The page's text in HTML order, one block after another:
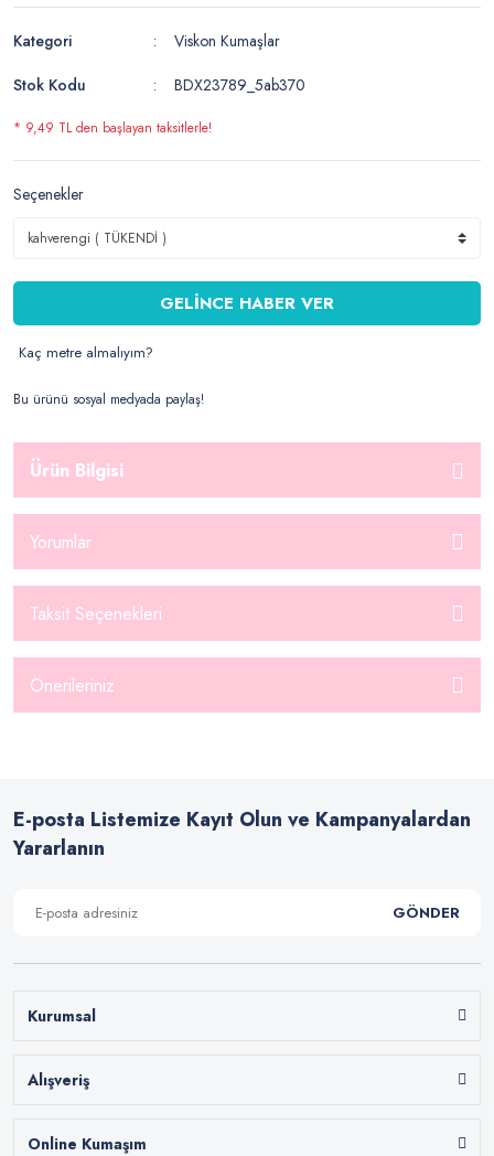
Kategori
Viskon Kumaşlar
Stok Kodu
BDX23789_5ab370
* 9,49 TL den başlayan taksitlerle!
Seçenekler
GELİNCE HABER VER
Kaç metre almalıyım?
Bu ürünü sosyal medyada paylaş!
Ürün Bilgisi
Yorumlar
Taksit Seçenekleri
Önerileriniz
E-posta Listemize Kayıt Olun ve Kampanyalardan
Yararlanın
GÖNDER
Kurumsal
Alışveriş
Online Kumaşım